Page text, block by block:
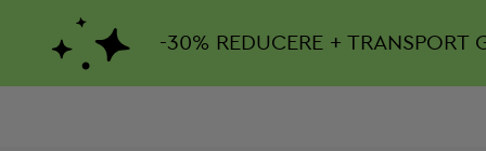
-30% REDUCERE + TRANSPORT